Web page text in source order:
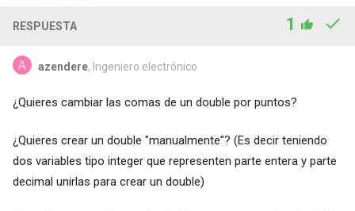
RESPUESTA 1
azendere, Ingeniero electrónico
¿Quieres cambiar las comas de un double por puntos?
¿Quieres crear un double "manualmente"? (Es decir teniendo
dos variables tipo integer que representen parte entera y parte
decimal unirlas para crear un double)